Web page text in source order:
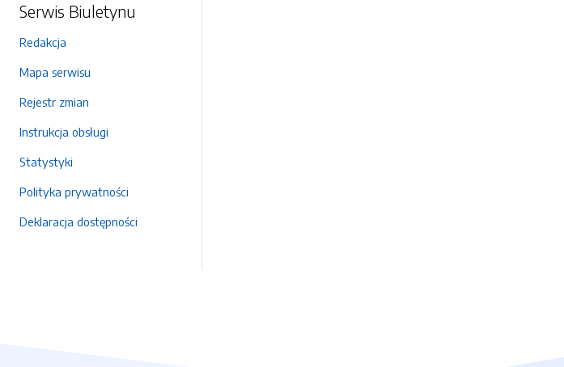
Serwis Biuletynu
Redakcja
Mapa serwisu
Rejestr zmian
Instrukcja obsługi
Statystyki
Polityka prywatności
Deklaracja dostępności